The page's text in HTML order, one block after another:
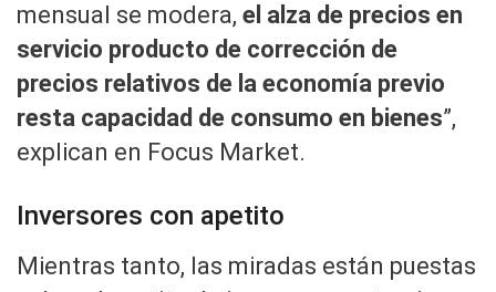
mensual se modera, el alza de precios en
servicio producto de corrección de
precios relativos de la economía previo
resta capacidad de consumo en bienes”,
explican en Focus Market.
Inversores con apetito
Mientras tanto, las miradas están puestas